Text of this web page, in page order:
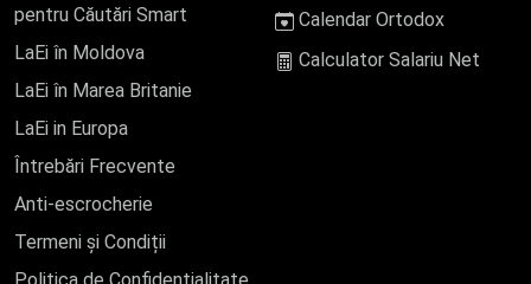
pentru Căutări Smart
LaEi în Moldova
LaEi în Marea Britanie
LaEi in Europa
Întrebări Frecvente
Anti-escrocherie
Termeni și Condiții
Calendar Ortodox
Calculator Salariu Net